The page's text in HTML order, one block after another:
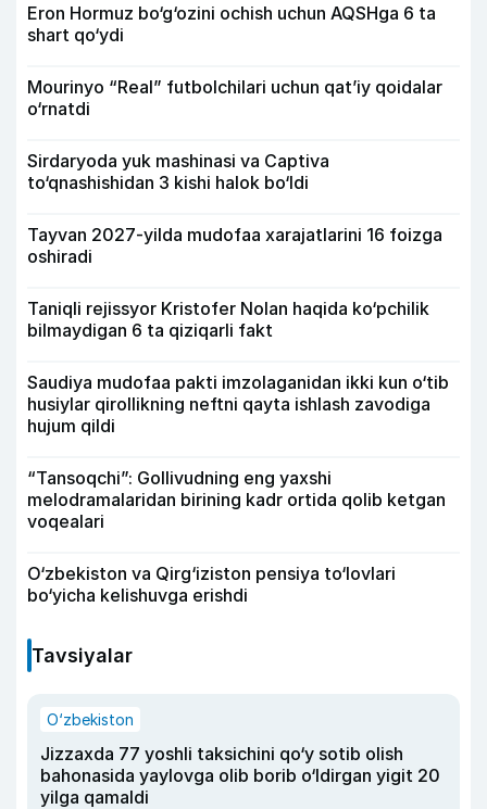
Eron Hormuz bo‘g‘ozini ochish uchun AQSHga 6 ta
shart qo‘ydi
Mourinyo “Real” futbolchilari uchun qat’iy qoidalar
o‘rnatdi
Sirdaryoda yuk mashinasi va Captiva
to‘qnashishidan 3 kishi halok bo‘ldi
Tayvan 2027-yilda mudofaa xarajatlarini 16 foizga
oshiradi
Taniqli rejissyor Kristofer Nolan haqida ko‘pchilik
bilmaydigan 6 ta qiziqarli fakt
Saudiya mudofaa pakti imzolaganidan ikki kun o‘tib
husiylar qirollikning neftni qayta ishlash zavodiga
hujum qildi
“Tansoqchi”: Gollivudning eng yaxshi
melodramalaridan birining kadr ortida qolib ketgan
voqealari
O‘zbekiston va Qirg‘iziston pensiya to‘lovlari
bo‘yicha kelishuvga erishdi
Tavsiyalar
O‘zbekiston
Jizzaxda 77 yoshli taksichini qo‘y sotib olish
bahonasida yaylovga olib borib o‘ldirgan yigit 20
yilga qamaldi